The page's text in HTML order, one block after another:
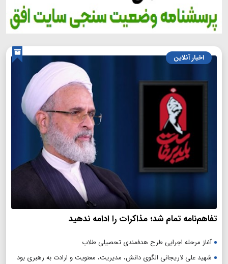
اخبار آنلاین
تفاهم‌نامه تمام شد؛ مذاکرات را ادامه ندهید
آغاز مرحله اجرایی طرح هدفمندی تحصیلی طلاب
شهید علی لاریجانی الگوی دانش، مدیریت، معنویت و ارادت به رهبری بود